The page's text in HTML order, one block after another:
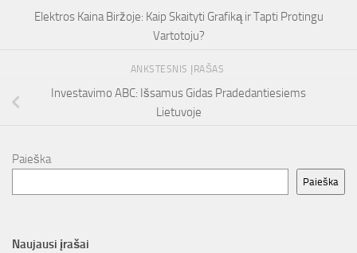
Elektros Kaina Biržoje: Kaip Skaityti Grafiką ir Tapti Protingu
Vartotoju?
ANKSTESNIS ĮRAŠAS
Investavimo ABC: Išsamus Gidas Pradedantiesiems
Lietuvoje
Paieška
Paieška
Naujausi įrašai